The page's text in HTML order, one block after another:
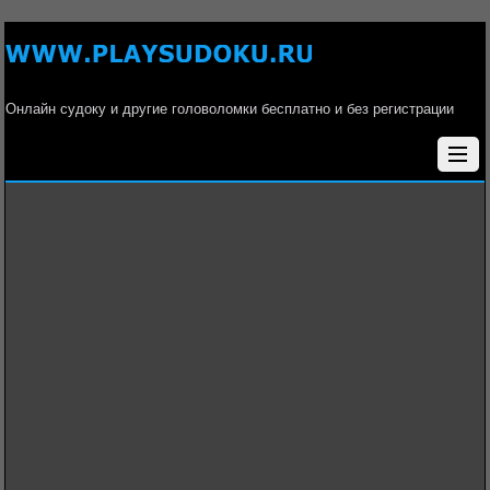
Онлайн судоку и другие головоломки бесплатно и без регистрации